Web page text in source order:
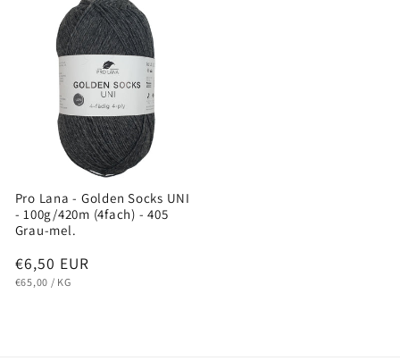
Pro Lana - Golden Socks UNI
- 100g/420m (4fach) - 405
Grau-mel.
Normaler
Preis
€6,50 EUR
GRUNDPREIS
€65,00 / PRO
KG